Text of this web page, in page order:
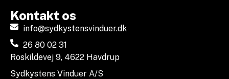
Kontakt os
info@sydkystensvinduer.dk
26 80 02 31
Roskildevej 9, 4622 Havdrup
Sydkystens Vinduer A/S